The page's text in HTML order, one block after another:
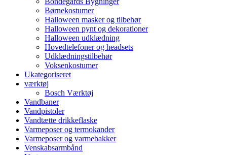
Børnekostumer
Halloween masker og tilbehør
Halloween pynt og dekorationer
Halloween udklædning
Hovedtelefoner og headsets
Udklædningstilbehør
Voksenkostumer
Ukategoriseret
værktøj
Bosch Værktøj
Vandbaner
Vandpistoler
Vandtætte drikkeflaske
Varmeposer og termokander
Varmeposer og varmebakker
Venskabsarmbånd